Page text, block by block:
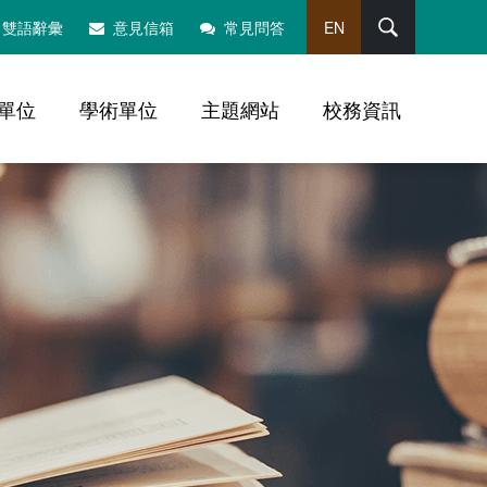
雙語辭彙 意見信箱 常見問答 EN
位 學術單位 主題網站 校務資訊